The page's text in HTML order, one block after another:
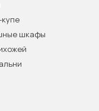
шкафы